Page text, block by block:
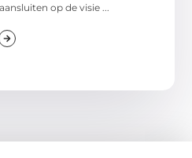
op de visie ...